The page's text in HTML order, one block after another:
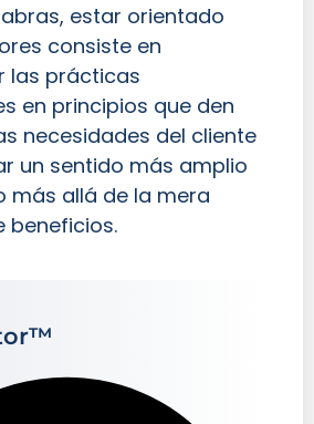
estar orientado
consiste en
las prácticas
en principios que den
necesidades del cliente
un sentido más amplio
más allá de la mera
beneficios.